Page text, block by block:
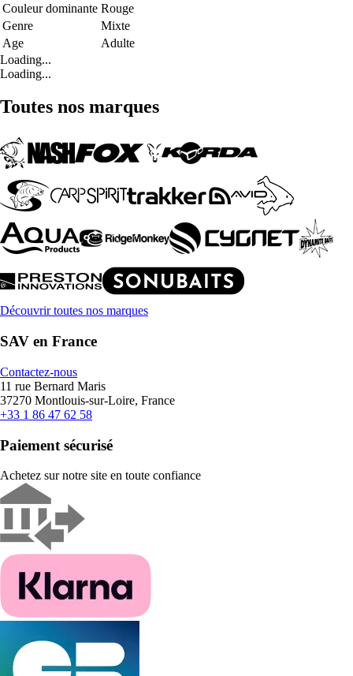
Couleur dominante Rouge
Genre
Mixte
Age
Adulte
Loading...
Loading...
Toutes nos marques
Découvrir toutes nos marques
SAV en France
Contactez-nous
11 rue Bernard Maris
37270 Montlouis-sur-Loire, France
+33 1 86 47 62 58
Paiement sécurisé
Achetez sur notre site en toute confiance